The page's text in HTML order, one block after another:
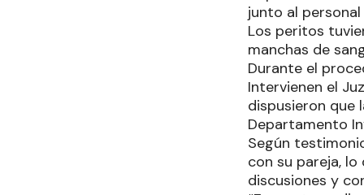
junto al personal
Los peritos
manchas de
Durante el
Intervienen el
dispusieron que
Departamento
Según
con su pareja,
discusiones y